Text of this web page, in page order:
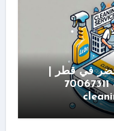
في قطر |
خدمة مميزة بأسعار تنافسية 70067311